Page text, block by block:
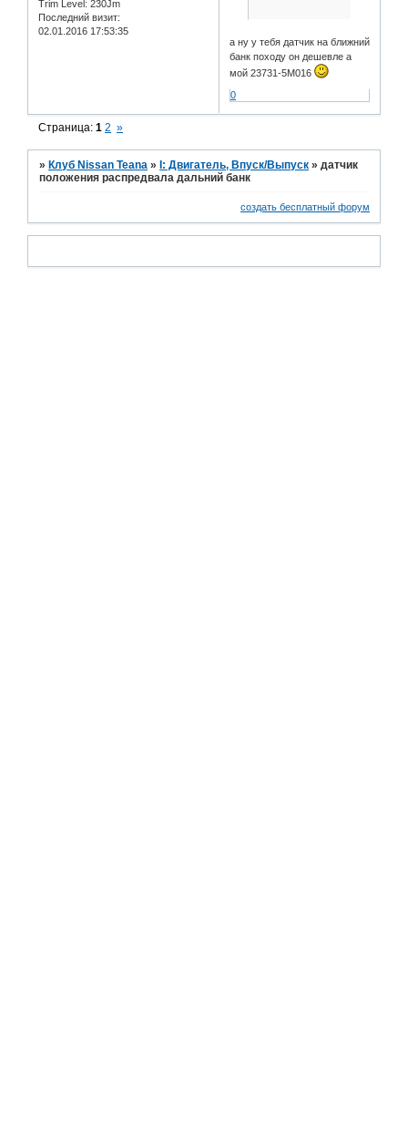
Trim Level: 230Jm
Последний визит:
02.01.2016 17:53:35
а ну у тебя датчик на ближний
банк походу он дешевле а
мой 23731-5M016
0
Страница:1 2 »
» Клуб Nissan Teana » I: Двигатель, Впуск/Выпуск »датчик
положения распредвала дальний банк
создать бесплатный форум